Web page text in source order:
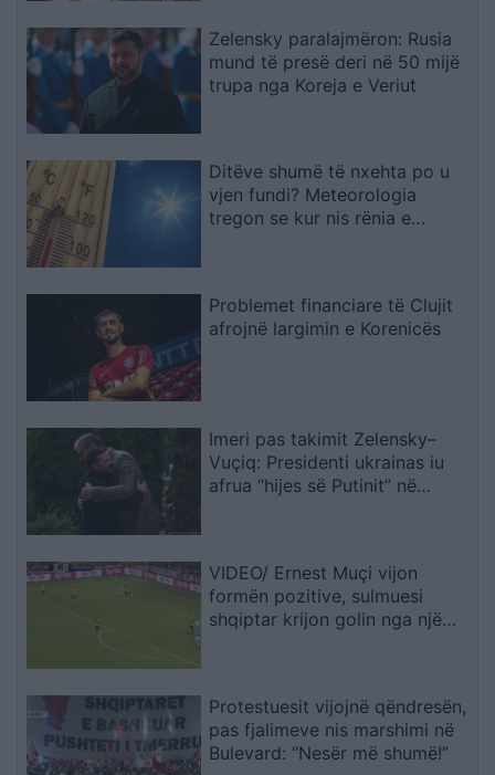
Zelensky paralajmëron: Rusia
mund të presë deri në 50 mijë
trupa nga Koreja e Veriut
Ditëve shumë të nxehta po u
vjen fundi? Meteorologia
tregon se kur nis rënia e
Problemet financiare të Clujit
afrojnë largimin e Korenicës
Imeri pas takimit Zelensky–
Vuçiq: Presidenti ukrainas iu
afrua “hijes së Putinit” në
VIDEO/ Ernest Muçi vijon
formën pozitive, sulmuesi
shqiptar krijon golin nga një
Protestuesit vijojnë qëndresën,
pas fjalimeve nis marshimi në
Bulevard: “Nesër më shumë!”